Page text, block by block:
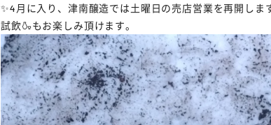
✨4月に入り、津南醸造では土曜日の売店営業を再開しま
試飲🍶もお楽しみ頂けます。